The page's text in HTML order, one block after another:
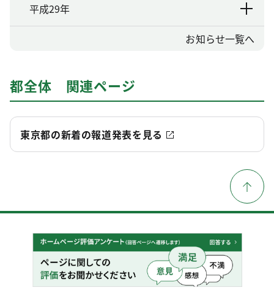
平成29年
お知らせ一覧へ
都全体 関連ページ
東京都の新着の報道発表を見る